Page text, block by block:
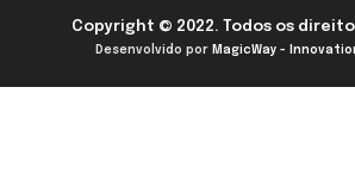
Copyright © 2022. Todos os
Desenvolvido por MagicWay -